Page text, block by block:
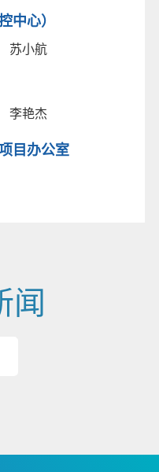
中心）
苏小航
李艳杰
目办公室
闻